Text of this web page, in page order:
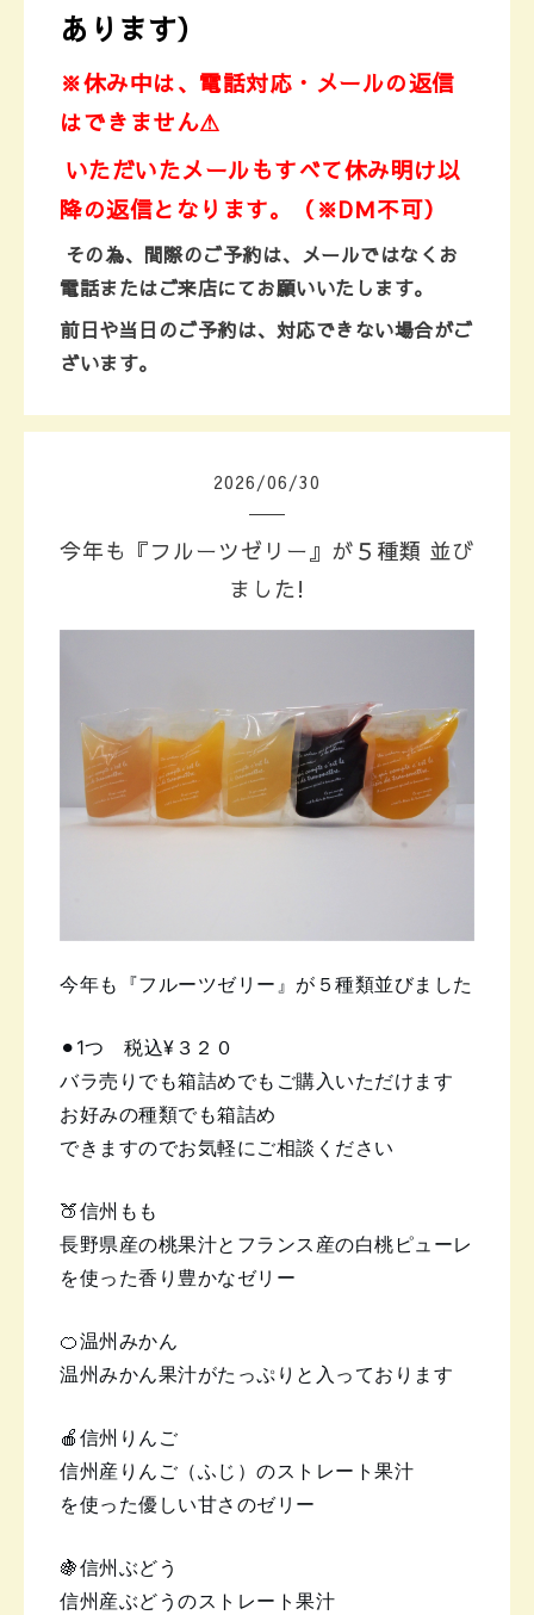
あります）
※休み中は、電話対応・メールの返信
はできません⚠
いただいたメールもすべて休み明け以
降の返信となります。
（※DＭ不可）
その為、 間際のご予約は、メールではなくお
電話またはご来店にてお願いいたします。
前日や当日のご予約は、対応できない場合がご
ざいます。
2026/06/30
今年も『フルーツゼリー』が５種類 並び
ました!
今年も『フルーツゼリー』が５種類並びました
⚫︎1つ 税込¥３２０
バラ売りでも箱詰めでもご購入いただけます
お好みの種類でも箱詰め
できますのでお気軽にご相談ください
🍑信州もも
長野県産の桃果汁とフランス産の白桃ピューレ
を使った香り豊かなゼリー
🍊温州みかん
温州みかん果汁がたっぷりと入っております
🍎信州りんご
信州産りんご（ふじ）のストレート果汁
を使った優しい甘さのゼリー
🍇信州ぶどう
信州産ぶどうのストレート果汁